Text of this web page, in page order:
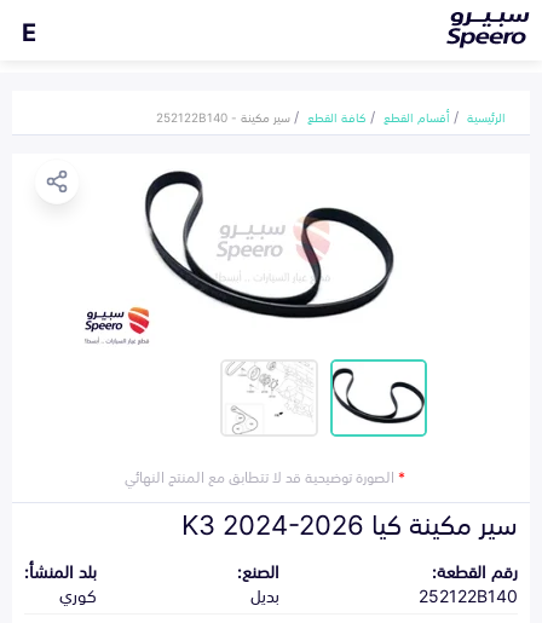
E
الرئيسية أقسام القطع كافة القطع سير مكينة - 252122B140
*الصورة توضيحية قد لا تتطابق مع المنتج النهائي
سير مكينة كيا K3 2024-2026
رقم القطعة:
252122B140
الصنع:
بديل
بلد المنشأ:
كوري